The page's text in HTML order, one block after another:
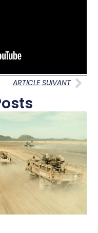
ARTICLE SUIVANT